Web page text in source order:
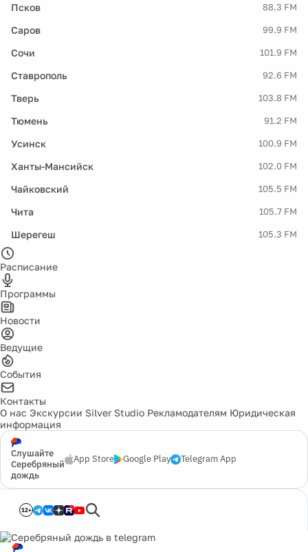
Псков 88.3 FM
Саров 99.9 FM
Сочи 101.9 FM
Ставрополь 92.6 FM
Тверь 103.8 FM
Тюмень 91.2 FM
Усинск 100.9 FM
Ханты-Мансийск 102.0 FM
Чайковский 105.5 FM
Чита 105.7 FM
Шерегеш 105.3 FM
Расписание
Программы
Новости
Ведущие
События
Контакты
О нас Экскурсии Silver Studio Рекламодателям Юридическая
информация
Слушайте
Серебряный
дождь
App Store Google Play Telegram App
12+